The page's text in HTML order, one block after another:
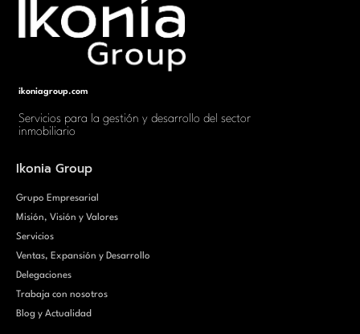
ikoniagroup.com
Servicios para la gestión y desarrollo del sector
inmobiliario
Ikonia Group
Grupo Empresarial
Misión, Visión y Valores
Servicios
Ventas, Expansión y Desarrollo
Delegaciones
Trabaja con nosotros
Blog y Actualidad